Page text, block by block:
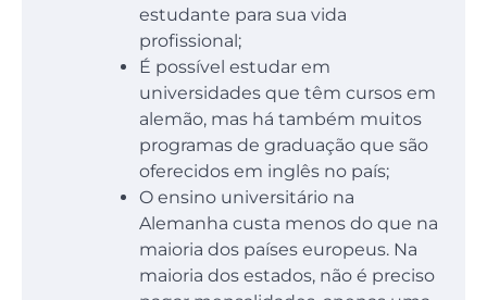
estudante para sua vida
profissional;
É possível estudar em
universidades que têm cursos em
alemão, mas há também muitos
programas de graduação que são
oferecidos em inglês no país;
O ensino universitário na
Alemanha custa menos do que na
maioria dos países europeus. Na
maioria dos estados, não é preciso